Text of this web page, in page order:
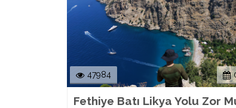
47984
Fethiye Batı Likya Yolu Zor